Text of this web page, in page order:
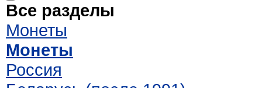
Все разделы
Монеты
Монеты
Россия